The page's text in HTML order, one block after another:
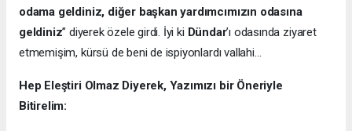
odama geldiniz, diğer başkan yardımcımızın odasına
geldiniz’’ diyerek özele girdi. İyi ki Dündar’ı odasında ziyaret
etmemişim, kürsü de beni de ispiyonlardı vallahi…
Hep Eleştiri Olmaz Diyerek, Yazımızı bir Öneriyle
Bitirelim: